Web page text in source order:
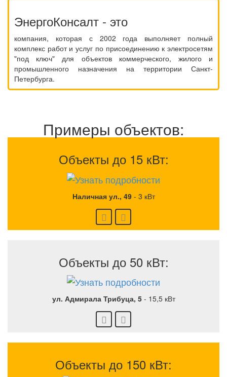
ЭнергоКонсалт - это
компания, которая с 2002 года выполняет полный
комплекс работ и услуг по присоединению к электросетям
"под ключ" для объектов коммерческого, жилого и
промышленного назначения на территории Санкт-
Петербурга.
Примеры объектов:
Объекты до 15 кВт:
Наличная ул., 49- 3 кВт
Объекты до 50 кВт:
ул. Адмирала Трибуца, 5- 15,5 кВт
Объекты до 150 кВт: